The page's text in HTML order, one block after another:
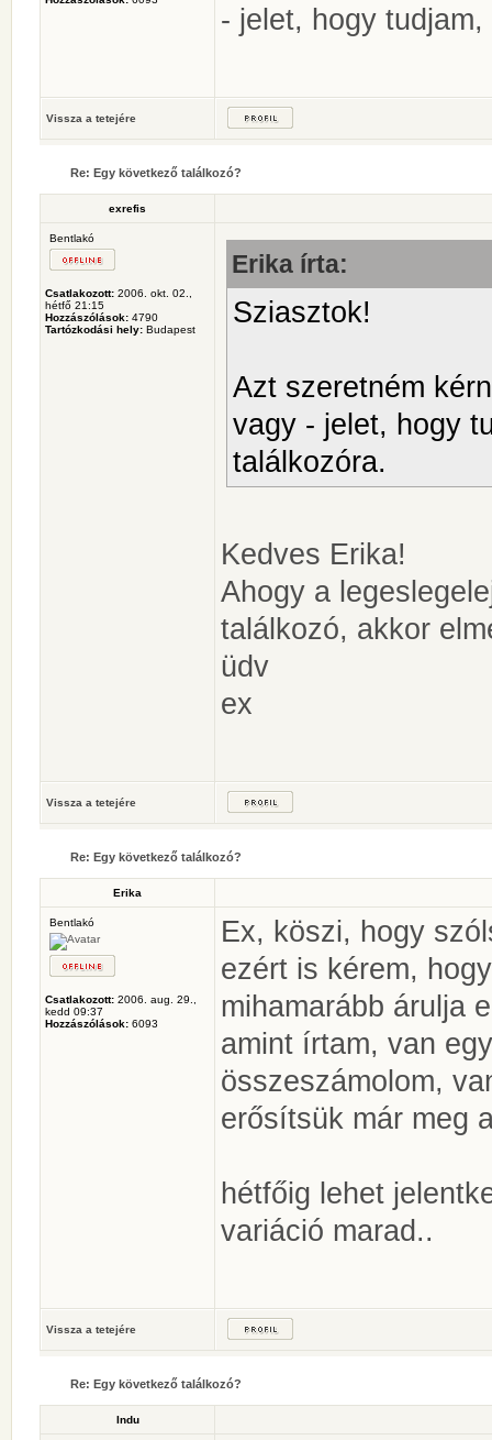
- jelet, hogy
Vissza a tetejére
Re: Egy következő találkozó?
exrefis
Bentlakó
Csatlakozott: 2006. okt. 02.,
hétfő 21:15
Hozzászólások: 4790
Tartózkodási hely: Budapest
Erika írta:
Sziasztok!
Azt szeretném
vagy - jelet, hogy
találkozóra.
Kedves Erika!
Ahogy a
találkozó, akkor
üdv
ex
Vissza a tetejére
Re: Egy következő találkozó?
Erika
Bentlakó
Csatlakozott: 2006. aug. 29.,
kedd 09:37
Hozzászólások: 6093
Ex, köszi, hogy
ezért is kérem,
mihamarább árulja
amint írtam, van
összeszámolom,
erősítsük már meg
hétfőig lehet
variáció marad..
Vissza a tetejére
Re: Egy következő találkozó?
Indu